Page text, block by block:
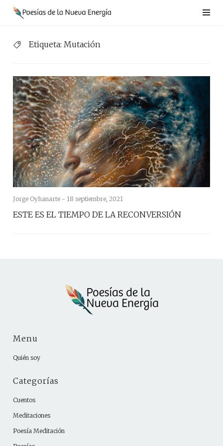
Saltar
Etiqueta: Mutación
Jorge Oyhanarte - 18 septiembre, 2021
ESTE ES EL TIEMPO DE LA RECONVERSIÓN
Menu
Quién soy
Categorías
Cuentos
Meditaciones
Poesía Meditación